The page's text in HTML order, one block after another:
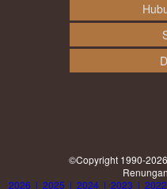
©Copyright 1990-2026
2026 | 2025 | 2024 | 2023 | 2022